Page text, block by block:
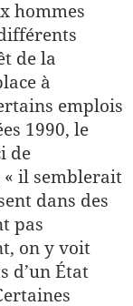
hommes
de la
à
emplois
1990, le
de
« il semblerait
dans des
pas
on y voit
d’un État